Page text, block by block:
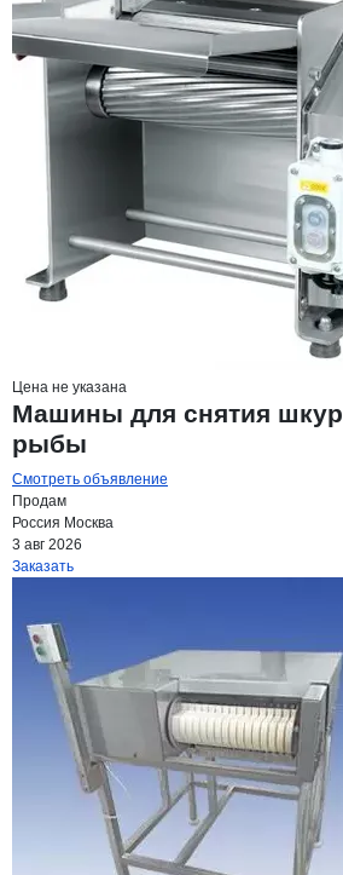
Цена не указана
Машины для снятия
рыбы
Смотреть объявление
Продам
Россия Москва
3 авг 2026
Заказать